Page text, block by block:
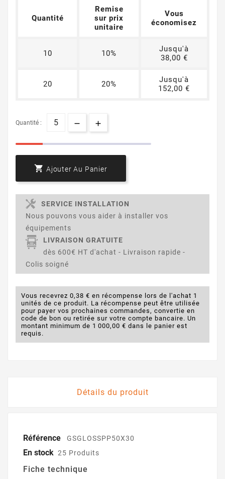
Quantité
Remise
sur prix
unitaire
Vous
économisez
10 10%
Jusqu'à
38,00 €
20 20%
Jusqu'à
152,00 €
Quantité :
 Ajouter Au Panier
SERVICE INSTALLATION
Nous pouvons vous aider à installer vos
équipements
LIVRAISON GRATUITE
dès 600€ HT d'achat - Livraison rapide -
Colis soigné
Vous recevrez 0,38 € en récompense lors de l'achat 1
unités de ce produit. La récompense peut être utilisée
pour payer vos prochaines commandes, convertie en
code de bon ou retirée sur votre compte bancaire. Un
montant minimum de 1 000,00 € dans le panier est
requis.
Détails du produit
Référence GSGLOSSPP50X30
En stock 25 Produits
Fiche technique